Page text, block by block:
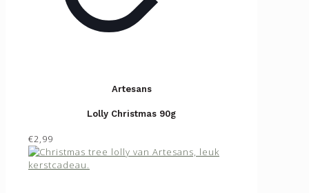
Artesans
Lolly Christmas 90g
€2,99